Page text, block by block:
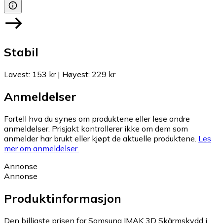
Stabil
Lavest: 153 kr| Høyest: 229 kr
Anmeldelser
Fortell hva du synes om produktene eller lese andre
anmeldelser. Prisjakt kontrollerer ikke om dem som
anmelder har brukt eller kjøpt de aktuelle produktene. Les
mer om anmeldelser.
Annonse
Annonse
Produktinformasjon
Den billigste prisen for Samsung IMAK 3D Skärmskydd i